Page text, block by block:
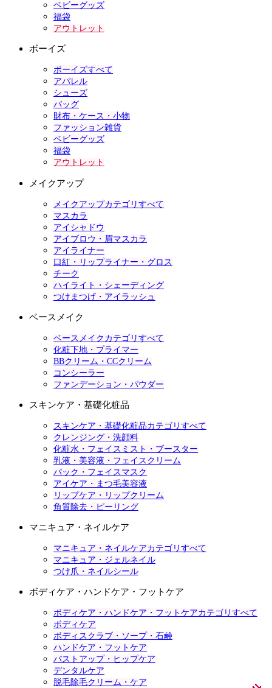
ベビーグッズ
福袋
アウトレット
ボーイズ
ボーイズすべて
アパレル
シューズ
バッグ
財布・ケース・小物
ファッション雑貨
ベビーグッズ
福袋
アウトレット
メイクアップ
メイクアップカテゴリすべて
マスカラ
アイシャドウ
アイブロウ・眉マスカラ
アイライナー
口紅・リップライナー・グロス
チーク
ハイライト・シェーディング
つけまつげ・アイラッシュ
ベースメイク
ベースメイクカテゴリすべて
化粧下地・プライマー
BBクリーム・CCクリーム
コンシーラー
ファンデーション・パウダー
スキンケア・基礎化粧品
スキンケア・基礎化粧品カテゴリすべて
クレンジング・洗顔料
化粧水・フェイスミスト・ブースター
乳液・美容液・フェイスクリーム
パック・フェイスマスク
アイケア・まつ毛美容液
リップケア・リップクリーム
角質除去・ピーリング
マニキュア・ネイルケア
マニキュア・ネイルケアカテゴリすべて
マニキュア・ジェルネイル
つけ爪・ネイルシール
ボディケア・ハンドケア・フットケア
ボディケア・ハンドケア・フットケアカテゴリすべて
ボディケア
ボディスクラブ・ソープ・石鹸
ハンドケア・フットケア
バストアップ・ヒップケア
デンタルケア
脱毛除毛クリーム・ケア